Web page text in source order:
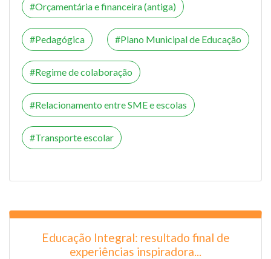
Orçamentária e financeira (antiga)
Pedagógica Plano Municipal de Educação
Regime de colaboração
Relacionamento entre SME e escolas
Transporte escolar
Educação Integral: resultado final de
experiências inspiradora...